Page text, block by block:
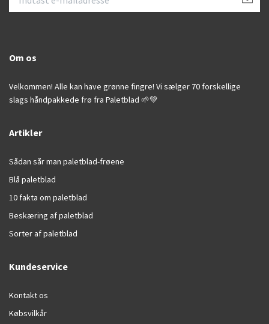
Om os
Velkommen! Alle kan have grønne fingre! Vi sælger 70 forskellige
slags håndpakkede frø fra Paletblad 🌱💚
Artikler
Sådan sår man paletblad-frøene
Blå paletblad
10 fakta om paletblad
Beskæring af paletblad
Sorter af paletblad
Kundeservice
Kontakt os
Købsvilkår